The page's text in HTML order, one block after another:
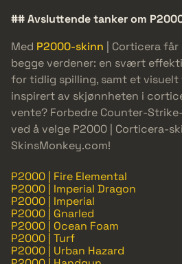
## Avsluttende tanker om
Med P2000-skinn | Corticera
begge verdener: en svært
for tidlig spilling, samt et
inspirert av skjønnheten i
vente? Forbedre Counter-
ved å velge P2000 | Corticera-
SkinsMonkey.com!
P2000 | Fire Elemental
P2000 | Imperial Dragon
P2000 | Imperial
P2000 | Gnarled
P2000 | Ocean Foam
P2000 | Turf
P2000 | Urban Hazard